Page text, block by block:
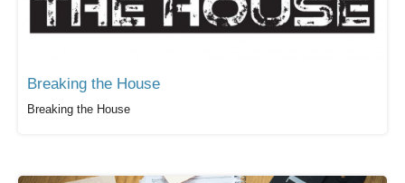
Breaking the House
Breaking the House